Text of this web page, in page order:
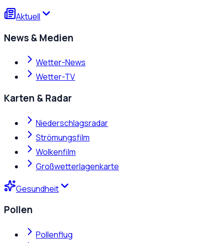
Aktuell
News & Medien
Wetter-News
Wetter-TV
Karten & Radar
Niederschlagsradar
Strömungsfilm
Wolkenfilm
Großwetterlagenkarte
Gesundheit
Pollen
Pollenflug